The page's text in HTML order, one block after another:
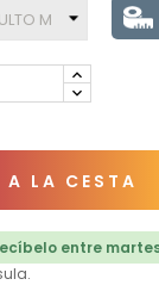
LA CESTA
entre martes